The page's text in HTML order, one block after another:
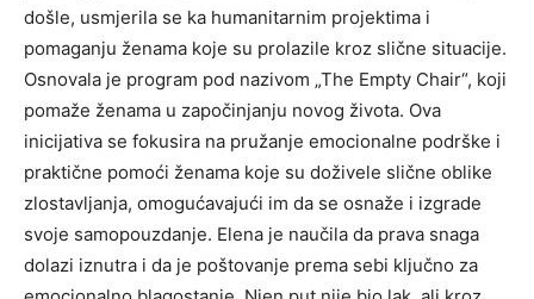
došle, usmjerila se ka humanitarnim projektima i
pomaganju ženama koje su prolazile kroz slične situacije.
Osnovala je program pod nazivom „The Empty Chair“, koji
pomaže ženama u započinjanju novog života. Ova
inicijativa se fokusira na pružanje emocionalne podrške i
praktične pomoći ženama koje su doživele slične oblike
zlostavljanja, omogućavajući im da se osnaže i izgrade
svoje samopouzdanje. Elena je naučila da prava snaga
dolazi iznutra i da je poštovanje prema sebi ključno za